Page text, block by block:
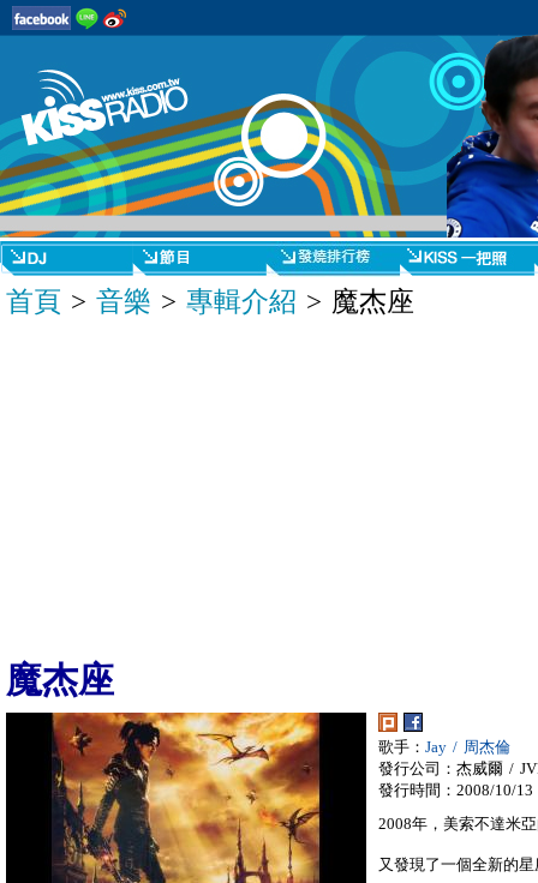
首頁 > 音樂 > 專輯介紹 > 魔杰座
魔杰座
歌手： Jay / 周杰倫
發行公司：杰威爾 /
發行時間：2008/10/13
2008年，美索不達米
又發現了一個全新的